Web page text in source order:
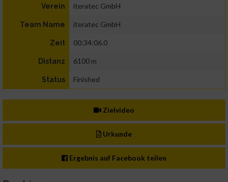
Verein iteratec GmbH
Team Name iteratec GmbH
Zeit 00:34:06.0
Distanz 6100 m
Status Finished
Zielvideo
Urkunde
Ergebnis auf Facebook teilen